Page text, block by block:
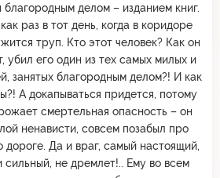
благородным делом – изданием книг.
раз в тот день, когда в коридоре
труп. Кто этот человек? Как он
убил его один из тех самых милых и
занятых благородным делом?! И как
А докапываться придется, потому
смертельная опасность – он
ненависти, совсем позабыл про
дороге. Да и враг, самый настоящий,
сильный, не дремлет!.. Ему во всем